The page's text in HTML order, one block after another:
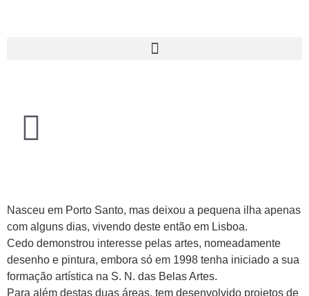
Nasceu em Porto Santo, mas deixou a pequena ilha apenas
com alguns dias, vivendo deste então em Lisboa.
Cedo demonstrou interesse pelas artes, nomeadamente
desenho e pintura, embora só em 1998 tenha iniciado a sua
formação artística na S. N. das Belas Artes.
Para além destas duas áreas, tem desenvolvido projetos de